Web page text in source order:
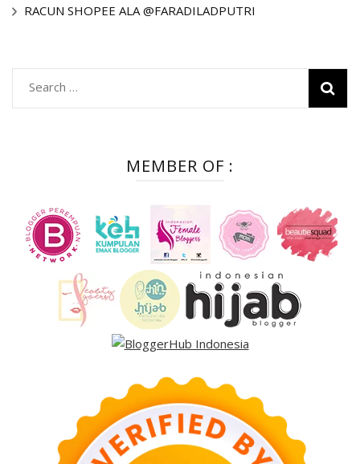
RACUN SHOPEE ALA @FARADILADPUTRI
Search
for:
MEMBER OF :